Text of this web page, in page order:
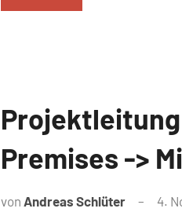
Referenz
Premises ->
von Andreas Schlüter 4.